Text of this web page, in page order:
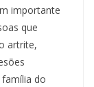
importante
que
artrite,
do